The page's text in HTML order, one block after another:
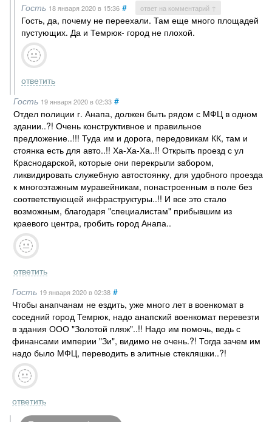
Гость 18 января 2020в 15:36 # ответ на комментарий ↑
Гость, да, почему не переехали. Там еще много площадей
пустующих. Да и Темрюк- город не плохой.
ответить
Гость 19 января 2020в 02:33 #
Отдел полиции г. Анапа, должен быть рядом с МФЦ в одном
здании..?! Очень конструктивное и правильное
предложение..!!! Туда им и дорога, передовикам КК, там и
стоянка есть для авто..!! Ха-Ха-Ха..!! Открыть проезд с ул
Краснодарской, которые они перекрыли забором,
ликвидировать служебную автостоянку, для удобного проезда
к многоэтажным муравейникам, понастроенным в поле без
соответствующей инфраструктуры..!! И все это стало
возможным, благодаря "специалистам" прибывшим из
краевого центра, гробить город Анапа..
ответить
Гость 19 января 2020в 02:38 #
Чтобы анапчанам не ездить, уже много лет в военкомат в
соседний город Темрюк, надо анапский военкомат перевезти
в здания ООО "Золотой пляж"..!! Надо им помочь, ведь с
финансами империи "Зи", видимо не очень.?! Тогда зачем им
надо было МФЦ, переводить в элитные стекляшки..?!
ответить